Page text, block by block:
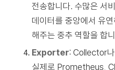
전송합니다. 수많은 서
데이터를 중앙에서 유
해주는 중추 역할을 합
Exporter: Collector
실제로 Prometheus,